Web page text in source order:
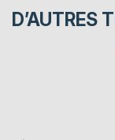
D’AUTRES